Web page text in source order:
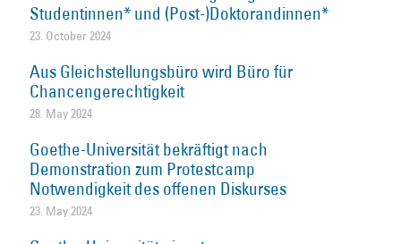
Studentinnen* und (Post-)Doktorandinnen*
23. October 2024
Aus Gleichstellungsbüro wird Büro für
Chancengerechtigkeit
28. May 2024
Goethe-Universität bekräftigt nach
Demonstration zum Protestcamp
Notwendigkeit des offenen Diskurses
23. May 2024